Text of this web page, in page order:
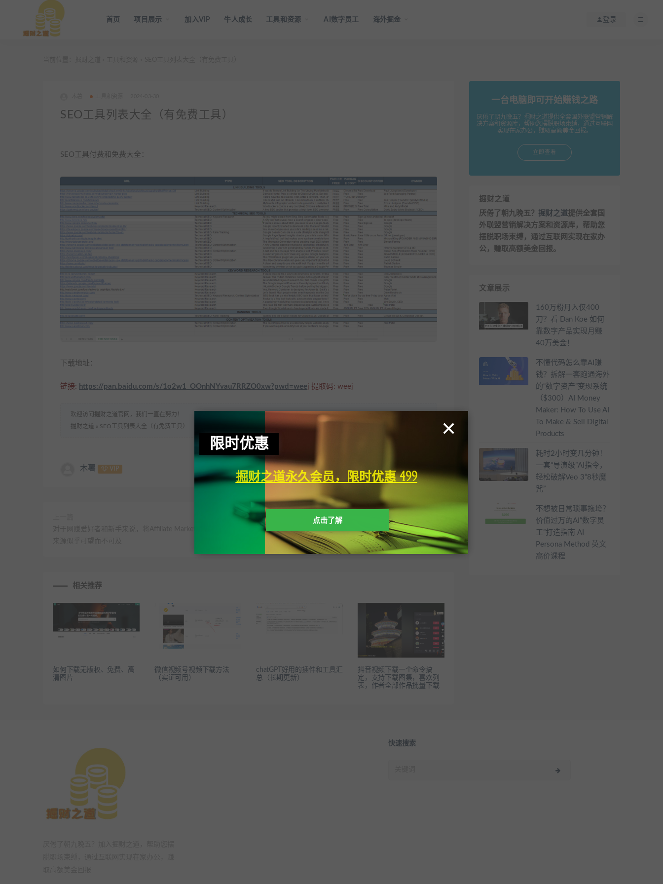
首页 项目展示 加入VIP 牛人成长 工具和资源 AI数字员工 海外掘金 登录
SEO工具列表大全（有免费工具）
SEO工具付费和免费大全：
下载地址：
链接: https://pan.baidu.com/s/1o2w1_OOnhNYvau7RRZO0xw?pwd=weej 提取码: weej
欢迎访问掘财之道官网，我们一直在努力！
掘财之道 » SEO工具列表大全（有免费工具）
木薯 VIP 分享到：
用AI申请联盟账号，通过率很高
相关推荐
如何下载无版权、免费、高
清图片
微信视频号视频下载方法
（实证可用）
chatGPT好用的插件和工具汇
总（长期更新）
抖音视频下载一个命令搞
定，支持下载图集，喜欢列
表，作者全部作品批量下载
一台电脑即可开始赚钱之路
厌倦了朝九晚五？掘财之道提供全套国外联盟营销解
决方案和资源库，帮助您摆脱职场束缚，通过互联网
实现在家办公，赚取高额美金回报。
立即查看
掘财之道
厌倦了朝九晚五？ 掘财之道提供全套国
外联盟营销解决方案和资源库，帮助您
摆脱职场束缚，通过互联网实现在家办
公，赚取高额美金回报。
文章展示
160万粉月入仅400
刀？看 Dan Koe 如何
靠数字产品实现月赚
40万美金！
不懂代码怎么靠AI赚
钱？拆解一套跑通海外
的“数字资产”变现系统
（$300）AI Money
Maker: How To Use AI
To Make & Sell Digital
Products
耗时2小时变几分钟！
一套“导演级”AI指令，
轻松破解Veo 3“8秒魔
咒”
不想被日常琐事拖垮？
价值过万的AI“数字员
工”打造指南 AI
Persona Method 英文
高价课程
快速搜索
限时优惠
掘财之道永久会员，限时优惠 499
点击了解
×